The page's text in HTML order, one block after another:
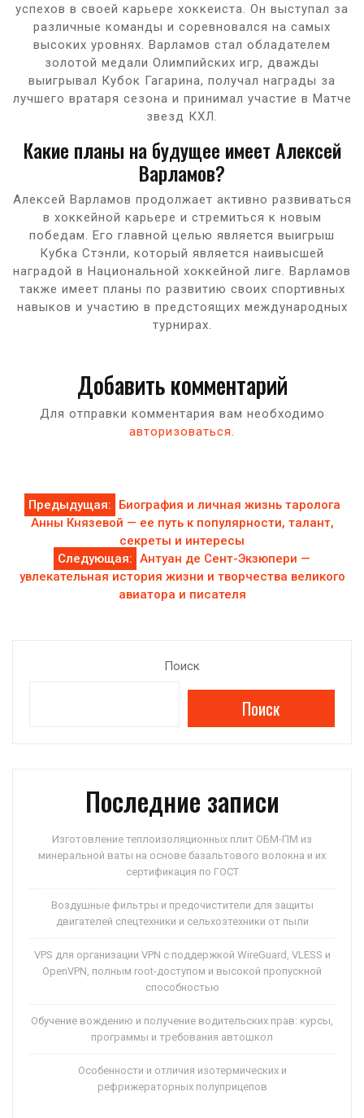
успехов в своей карьере хоккеиста. Он выступал за
различные команды и соревновался на самых
высоких уровнях. Варламов стал обладателем
золотой медали Олимпийских игр, дважды
выигрывал Кубок Гагарина, получал награды за
лучшего вратаря сезона и принимал участие в Матче
звезд КХЛ.
Какие планы на будущее имеет Алексей
Варламов?
Алексей Варламов продолжает активно развиваться
в хоккейной карьере и стремиться к новым
победам. Его главной целью является выигрыш
Кубка Стэнли, который является наивысшей
наградой в Национальной хоккейной лиге. Варламов
также имеет планы по развитию своих спортивных
навыков и участию в предстоящих международных
турнирах.
Добавить комментарий
Для отправки комментария вам необходимо
авторизоваться
Навигация
записям
Предыдущая:
Биография и личная жизнь таролога
Анны Князевой — ее путь к популярности, талант,
секреты и интересы
Следующая: Антуан де Сент-Экзюпери —
увлекательная история жизни и творчества великого
авиатора и писателя
Поиск
Поиск
Последние записи
Изготовление теплоизоляционных плит ОБМ-ПМ из
минеральной ваты на основе базальтового волокна и их
сертификация по ГОСТ
Воздушные фильтры и предочистители для защиты
двигателей спецтехники и сельхозтехники от пыли
VPS для организации VPN с поддержкой WireGuard, VLESS и
OpenVPN, полным root-доступом и высокой пропускной
способностью
Обучение вождению и получение водительских прав: курсы,
программы и требования автошкол
Особенности и отличия изотермических и
рефрижераторных полуприцепов